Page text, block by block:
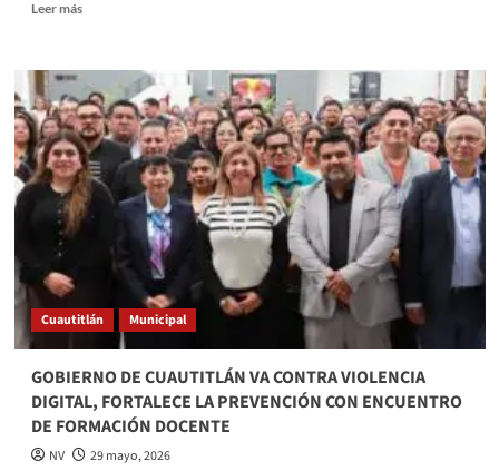
Leer másRead
“Súper
El
Niño”
reduce
huracanes
Cuautitlán Municipal
GOBIERNO DE CUAUTITLÁN VA CONTRA VIOLENCIA
DIGITAL, FORTALECE LA PREVENCIÓN CON ENCUENTRO
DE FORMACIÓN DOCENTE
NV
29 mayo, 2026